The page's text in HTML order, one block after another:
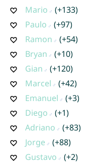
Mario
(+133)
Paulo
(+97)
Ramon
(+54)
Bryan
(+10)
Gian
(+120)
Marcel
(+42)
Emanuel
(+3)
Diego
(+1)
Adriano
(+83)
Jorge
(+88)
Gustavo
(+2)